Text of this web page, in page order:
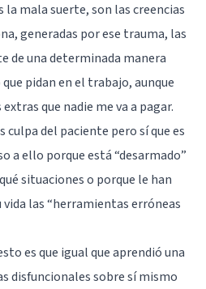
la mala suerte, son las creencias
generadas por ese trauma, las
de una determinada manera
pidan en el trabajo, aunque
que nadie me va a pagar.
culpa del paciente pero sí que es
a ello porque está “desarmado”
situaciones o porque le han
las “herramientas erróneas
es que igual que aprendió una
disfuncionales sobre sí mismo